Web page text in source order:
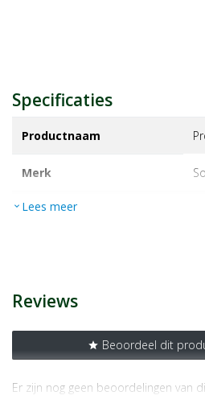
Specificaties
Productnaam
Merk
EAN
expand_more Lees meer
Reviews
star Beoordeel dit
Er zijn nog geen beoordelingen van